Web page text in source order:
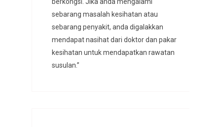
sebarang masalah kesihatan atau
sebarang penyakit, anda digalakkan
mendapat nasihat dari doktor dan pakar
kesihatan untuk mendapatkan rawatan
susulan.”